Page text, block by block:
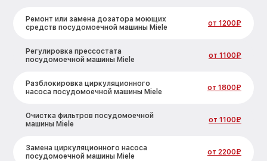
Ремонт или замена дозатора моющих
средств посудомоечной машины Miele
от 1200₽
Регулировка прессостата
посудомоечной машины Miele
от 1100₽
Разблокировка циркуляционного
насоса посудомоечной машины Miele
от 1800₽
Очистка фильтров посудомоечной
машины Miele
от 1100₽
Замена циркуляционного насоса
посудомоечной машины Miele
от 2200₽